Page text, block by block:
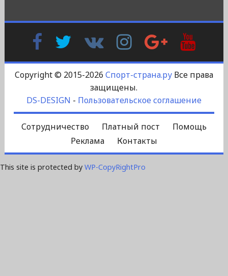
FacebookTwitter
Контакте
InstagramGoogle
Plus
Copyright © 2015-2026 Спорт-страна.руВсе права
защищены.
DS-DESIGN - Пользовательское соглашение
Сотрудничество Платный пост
Помощь
Реклама
Контакты
This site is protected by WP-CopyRightPro